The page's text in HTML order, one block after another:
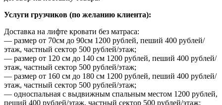
Услуги грузчиков (по желанию клиента):
Доставка на лифте кровати без матраса:
— размер от 70см до 90см 1200 рублей, пеший 400 рублей/
этаж, частный сектор 500 рублей/этаж;
— размер от 120 см до 140 см 1200 рублей, пеший 400 рублей/
этаж, частный сектор 500 рублей/этаж;
— размер от 160 см до 180 см 1200 рублей, пеший 400 рублей/
этаж, частный сектор 500 рублей/этаж;
— односпальная с выдвижным спальным местом 1200 рублей,
пеший 400 рублей/этаж, частный сектор 500 рублей/этаж;